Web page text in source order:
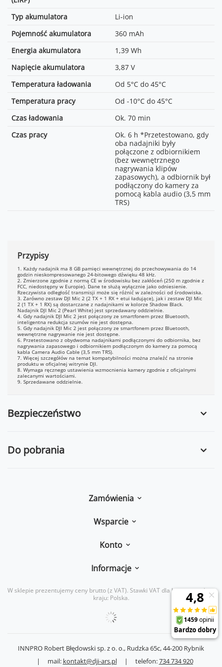
Typ akumulatora
Li-ion
Pojemność akumulatora
360 mAh
Energia akumulatora
1,39 Wh
Napięcie akumulatora
3,87 V
Temperatura ładowania
Od 5°C do 45°C
Temperatura pracy
Od -10°C do 45°C
Czas ładowania
Ok. 70 min
Czas pracy
Ok. 6 h *Przetestowano, gdy
oba nadajniki były
połączone z odbiornikiem
(bez wewnętrznego
nagrywania klipów
zapasowych), a odbiornik był
podłączony do kamery za
pomocą kabla audio (3,5 mm
TRS)
z odbiornikiem (bez
klipów zapasowych), a
kamery za pomocą kabla
Przypisy
1. Każdy nadajnik ma 8 GB pamięci wewnętrznej do przechowywania do 14
godzin nieskompresowanego 24-bitowego dźwięku 48 kHz.
2. Zmierzone zgodnie z normą CE w środowisku bez zakłóceń (250 m zgodnie z
FCC, niedostępny w Europie). Dane te służą wyłącznie jako odniesienie.
Rzeczywista odległość transmisji może się różnić w zależności od środowiska.
3. Zarówno zestaw DJI Mic 2 (2 TX + 1 RX + etui ładujące), jak i zestaw DJI Mic
2 (1 TX + 1 RX) są dostarczane z nadajnikami w kolorze Shadow Black.
Nadajnik DJI Mic 2 (Pearl White) jest sprzedawany oddzielnie.
4. Gdy nadajnik DJI Mic 2 jest połączony ze smartfonem przez Bluetooth,
inteligentna redukcja szumów nie jest dostępna.
5. Gdy nadajnik DJI Mic 2 jest połączony ze smartfonem przez Bluetooth,
wewnętrzne nagrywanie nie jest dostępne.
6. Przetestowano z obydwoma nadajnikami podłączonymi do odbiornika, bez
nagrywania zapasowego i odbiornikiem podłączonym do kamery za pomocą
kabla Camera Audio Cable (3,5 mm TRS).
7. Więcej szczegółów na temat kompatybilności można znaleźć na stronie
produktu w oficjalnej witrynie DJI.
8. Wymaga ręcznego ustawienia wzmocnienia kamery zgodnie z oficjalnymi
zalecanymi wartościami.
9. Sprzedawane oddzielnie.
Bezpieczeństwo
Do pobrania
Zamówienia
Wsparcie
Konto
Informacje
W sklepie prezentujemy ceny brutto (z VAT). Stawki VAT dla konsumentów z
kraju: Polska.
INNPRO Robert Błędowski sp. z o. o., Rudzka 65c,44-200 Rybnik
|
mail: kontakt@dji-ars.pl | telefon:734 734 920